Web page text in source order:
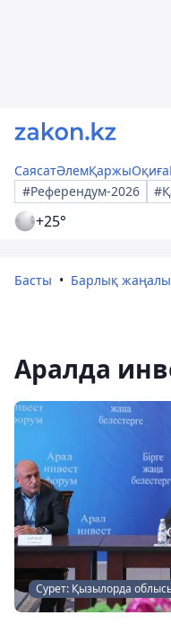
СаясатӘлемҚаржыОқиға
#Референдум-2026
+25°
Басты Барлық
Аралда
Сурет: Қызылорда облысы